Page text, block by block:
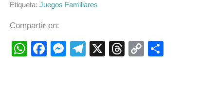
Etiqueta: Juegos Familiares
Compartir en:
WhatsApp
Facebook
Messenger
Telegram
X Threads
Copy